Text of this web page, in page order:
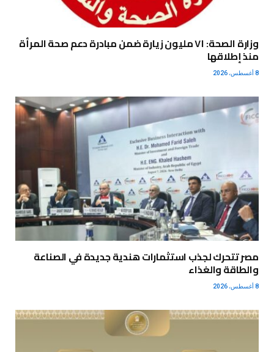
وزارة الصحة: ٧١ مليون زيارة ضمن مبادرة دعم صحة المرأة
منذ إطلاقها
8 أغسطس، 2026
مصر تتحرك لجذب استثمارات هندية جديدة في الصناعة
والطاقة والغذاء
8 أغسطس، 2026